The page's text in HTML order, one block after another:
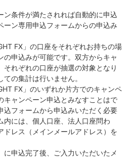
ン条件が満たされれば自動的に申込
ーン専用申込フォームからの申込み
FX」の口座をそれぞれお持ちの場
の申込みが可能です。双方からキャ
それぞれの口座が抽選の対象となり
の集計は行いません。
FX」のいずれか片方でのキャンペ
キャンペーン申込とみなすことはで
込フォームから申込みいただく必要
内には、個人口座、法人口座問わ
ドレス（メインメールアドレス）を
に申込完了後、ご入力いただいたメ